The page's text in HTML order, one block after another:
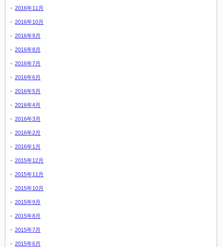
2016年11月
2016年10月
2016年9月
2016年8月
2016年7月
2016年6月
2016年5月
2016年4月
2016年3月
2016年2月
2016年1月
2015年12月
2015年11月
2015年10月
2015年9月
2015年8月
2015年7月
2015年6月